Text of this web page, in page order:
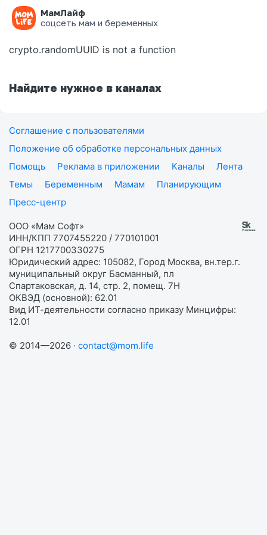
МамЛайф
соцсеть мам и беременных
Ошибка на странице
crypto.randomUUID is not a function
Найдите нужное в каналах
Соглашение с пользователями
Положение об обработке персональных данных
Помощь
Реклама в приложении Каналы
Лента
Темы
Беременным Мамам
Планирующим
Пресс-центр
ООО «Мам Софт»
ИНН/КПП 7707455220 / 770101001
ОГРН 1217700330275
Юридический адрес: 105082, Город Москва, вн.тер.г.
муниципальный округ Басманный, пл
Спартаковская, д. 14, стр. 2, помещ. 7Н
ОКВЭД (основной): 62.01
Вид ИТ-деятельности согласно приказу Минцифры:
12.01
© 2014—2026 · contact@mom.life